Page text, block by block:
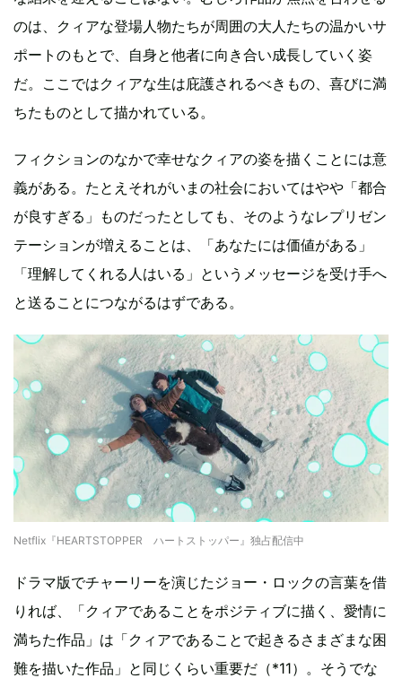
のは、クィアな登場人物たちが周囲の大人たちの温かいサ
ポートのもとで、自身と他者に向き合い成長していく姿
だ。ここではクィアな生は庇護されるべきもの、喜びに満
ちたものとして描かれている。
フィクションのなかで幸せなクィアの姿を描くことには意
義がある。たとえそれがいまの社会においてはやや「都合
が良すぎる」ものだったとしても、そのようなレプリゼン
テーションが増えることは、「あなたには価値がある」
「理解してくれる人はいる」というメッセージを受け手へ
と送ることにつながるはずである。
Netflix『HEARTSTOPPER ハートストッパー』独占配信中
ドラマ版でチャーリーを演じたジョー・ロックの言葉を借
りれば、「クィアであることをポジティブに描く、愛情に
満ちた作品」は「クィアであることで起きるさまざまな困
難を描いた作品」と同じくらい重要だ（*11）。そうでな